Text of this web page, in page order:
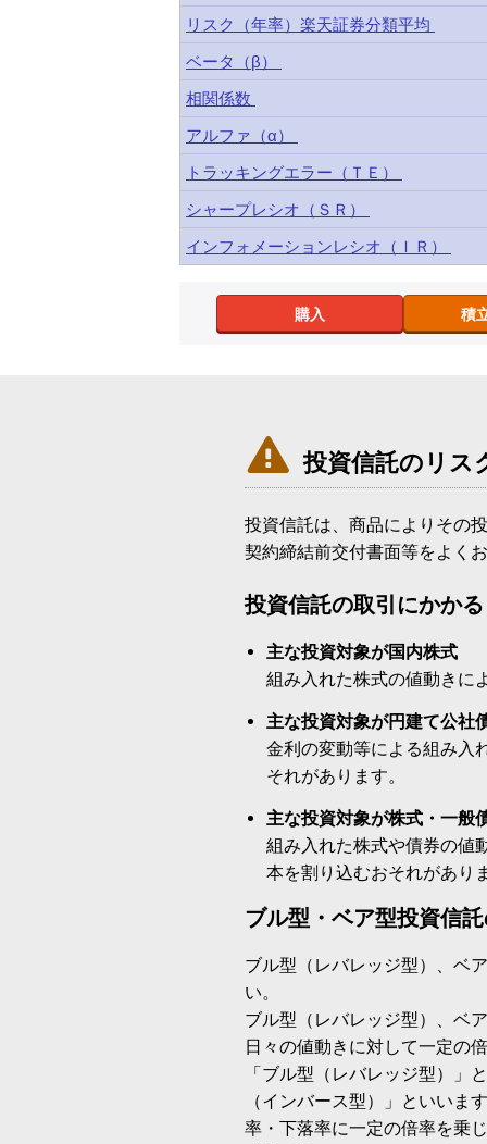
リスク（年率）楽天証券分類平均
ベータ（β）
相関係数
アルファ（α）
トラッキングエラー（ＴＥ）
シャープレシオ（ＳＲ）
インフォメーションレシオ（ＩＲ）
購入 積
 投資信託のリス
投資信託は、商品によりその
契約締結前交付書面等をよく
投資信託の取引にかか
主な投資対象が国内株式
組み入れた株式の値動きに
主な投資対象が円建て公社
金利の変動等による組み入
それがあります。
主な投資対象が株式・一般
組み入れた株式や債券の値
本を割り込むおそれがあり
ブル型・ベア型投資信
ブル型（レバレッジ型）、ベ
い。
ブル型（レバレッジ型）、ベ
日々の値動きに対して一定の
「ブル型（レバレッジ型）」
（インバース型）」といいま
率・下落率に一定の倍率を乗